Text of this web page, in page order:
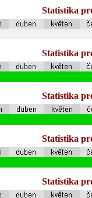
Statistika
Statistika
Statistika
Statistika
Statistika